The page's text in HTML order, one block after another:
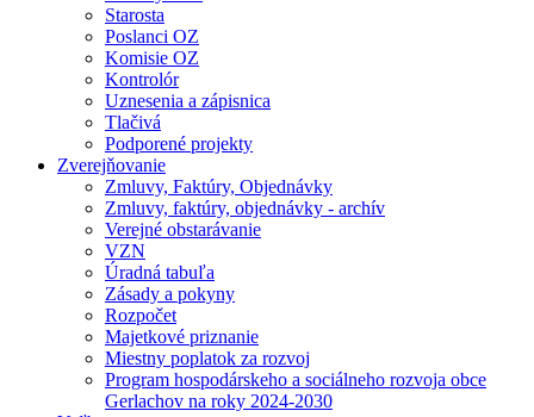
Starosta
Poslanci OZ
Komisie OZ
Kontrolór
Uznesenia a zápisnica
Tlačivá
Podporené projekty
Zverejňovanie
Zmluvy, Faktúry, Objednávky
Zmluvy, faktúry, objednávky - archív
Verejné obstarávanie
VZN
Úradná tabuľa
Zásady a pokyny
Rozpočet
Majetkové priznanie
Miestny poplatok za rozvoj
Program hospodárskeho a sociálneho rozvoja obce
Gerlachov na roky 2024-2030